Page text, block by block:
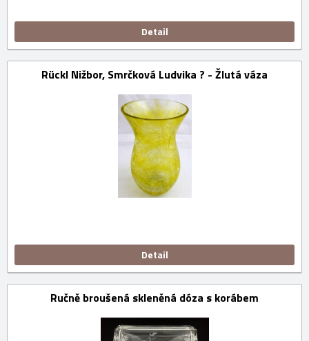
Detail
Rückl Nižbor, Smrčková Ludvika ? - Žlutá váza
Detail
Ručně broušená skleněná dóza s korábem